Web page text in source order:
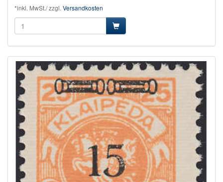
*inkl. MwSt./ zzgl. Versandkosten